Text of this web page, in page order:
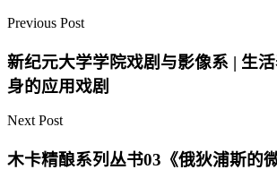
Previous Post
新纪元大学学院戏剧与影像系 | 生
身的应用戏剧
Next Post
木卡精酿系列丛书03《俄狄浦斯的